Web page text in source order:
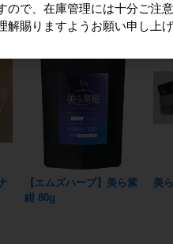
【エムズハーブ】美ら紫
紺 80g
美
で、在庫管理には十分ご注
賜りますようお願い申し上げ